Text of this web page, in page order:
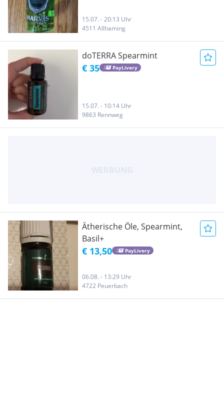
15.07. - 20:13 Uhr
4511 Allhaming
doTERRA Spearmint
€ 35 PayLivery
15.07. - 10:14 Uhr
9863 Rennweg
Ätherische Öle, Spearmint,
Basil+
€ 13,50 PayLivery
06.08. - 13:29 Uhr
4722 Peuerbach